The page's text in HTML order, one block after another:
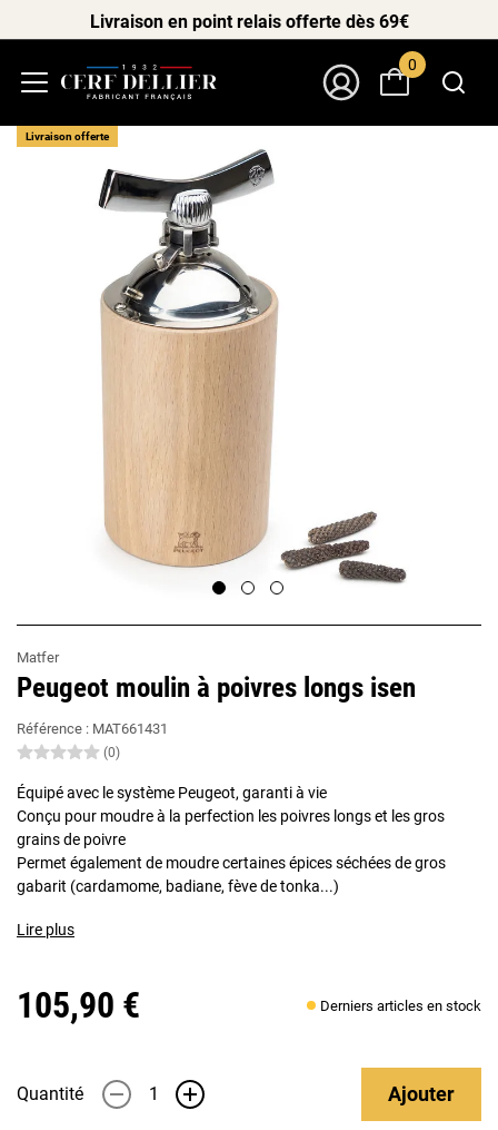
Livraison en point relais offerte dès 69€
0
Matfer
Peugeot moulin à poivres longs isen
Référence : MAT661431
(0)
Équipé avec le système Peugeot, garanti à vie
Conçu pour moudre à la perfection les poivres longs et les gros
grains de poivre
Permet également de moudre certaines épices séchées de gros
gabarit (cardamome, badiane, fève de tonka...)
Lire plus
105,90 € Derniers articles en stock
Quantité - + Ajouter
Livraison offerte